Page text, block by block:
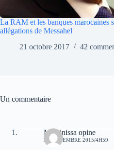
La RAM et les banques marocaines
allégations de Messahel
21 octobre 2017
42
Un commentaire
Massinissa opine
30 NOVEMBRE 2015/4H59